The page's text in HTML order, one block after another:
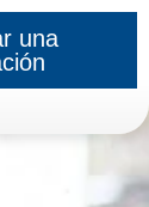
una